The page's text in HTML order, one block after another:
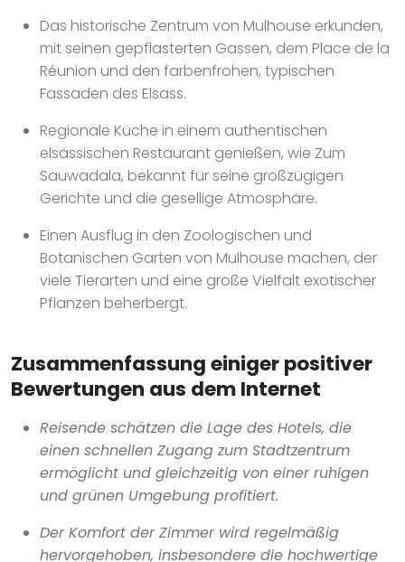
Das historische Zentrum von Mulhouse erkunden,
mit seinen gepflasterten Gassen, dem Place de la
Réunion und den farbenfrohen, typischen
Fassaden des Elsass.
Regionale Küche in einem authentischen
elsässischen Restaurant genießen, wie Zum
Sauwadala, bekannt für seine großzügigen
Gerichte und die gesellige Atmosphäre.
Einen Ausflug in den Zoologischen und
Botanischen Garten von Mulhouse machen, der
viele Tierarten und eine große Vielfalt exotischer
Pflanzen beherbergt.
Zusammenfassung einiger positiver
Bewertungen aus dem Internet
Reisende schätzen die Lage des Hotels, die
einen schnellen Zugang zum Stadtzentrum
ermöglicht und gleichzeitig von einer ruhigen
und grünen Umgebung profitiert.
Der Komfort der Zimmer wird regelmäßig
hervorgehoben, insbesondere die hochwertige